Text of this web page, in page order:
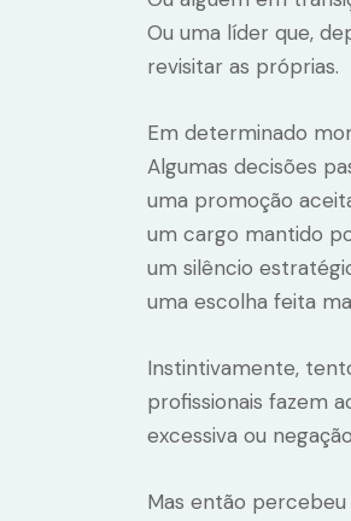
Ou uma líder que,
revisitar as próprias.
Em determinado
Algumas decisões
uma promoção
um cargo mantido
um silêncio
uma escolha feita
Instintivamente,
profissionais fazem
excessiva ou
Mas então